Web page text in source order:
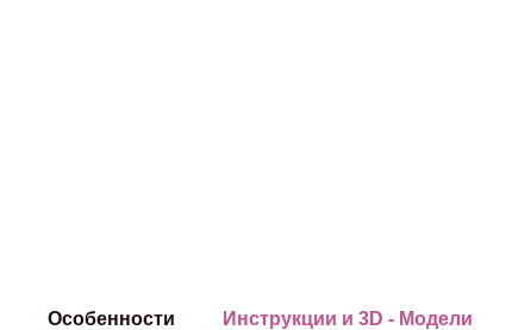
Особенности Инструкции и 3D - Модели